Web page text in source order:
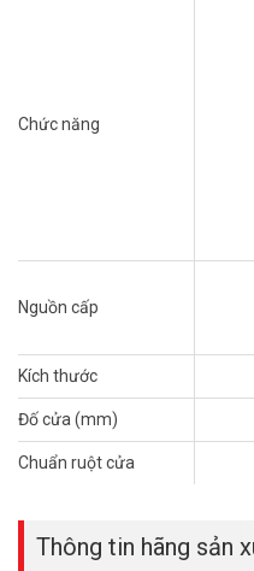
khuôn mặt
Tuya)
Chức năng
Nguồn cấp
Kích thước
Đố cửa (mm)
Chuẩn ruột cửa
Thông tin hãng sản